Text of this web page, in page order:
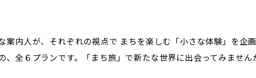
案内人が、それぞれの視点で まちを楽しむ「小さな体験」を企
、全６プランです。「まち旅」で新たな世界に出会ってみません